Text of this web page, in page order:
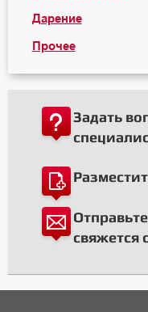
Дарение
Прочее
Задать
свяжется